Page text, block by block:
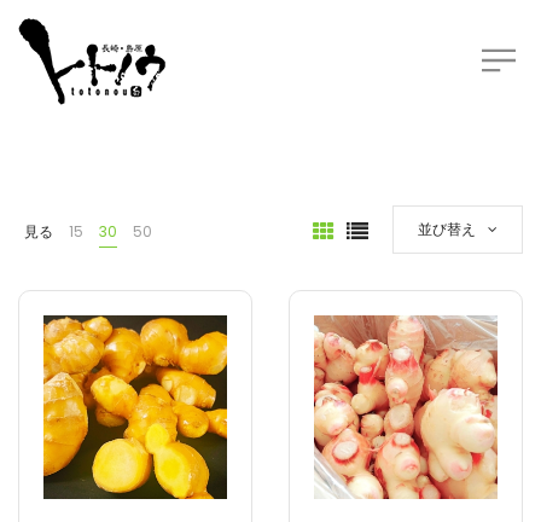
見る 15 30 50 並び替え